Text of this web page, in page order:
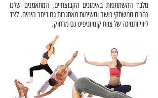
מלבד ההשתתפות באימונים הקבוצתיים, המתאמנים שלנו
נהנים ממשחקי כושר ומשימות מאתגרות גם ביתר הימים, לצד
ליווי ותמיכה של צוות קומיוניפיט גם מרחוק.